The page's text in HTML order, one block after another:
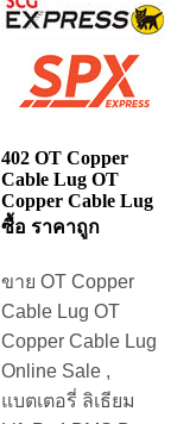
402 OT Copper
Cable Lug OT
Copper Cable Lug
ซื้อ ราคาถูก
ขาย OT Copper
Cable Lug OT
Copper Cable Lug
Online Sale ,
แบตเตอรี่ ลิเธียม